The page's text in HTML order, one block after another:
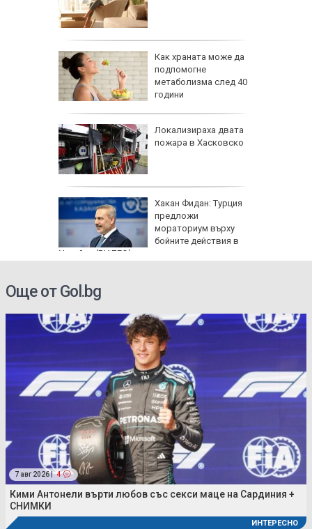
Как храната може да
подпомогне
метаболизма след 40
години
Локализираха двата
пожара в Хасковско
Хакан Фидан: Турция
предложи
мораториум върху
бойните действия в
Украйна (ВИДЕО)
Още от Gol.bg
7 авг 2026 | 4
Кими Антонели върти любов със секси маце на Сардиния +
СНИМКИ
ИНТЕРЕСНО